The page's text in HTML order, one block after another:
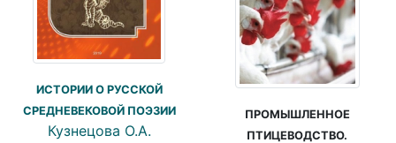
ИСТОРИИ О РУССКОЙ
СРЕДНЕВЕКОВОЙ ПОЭЗИИ
Кузнецова О.А.
ПРОМЫШЛЕННОЕ
ПТИЦЕВОДСТВО.